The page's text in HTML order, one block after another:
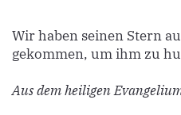
Wir haben seinen Stern
gekommen, um ihm zu
Aus dem heiligen